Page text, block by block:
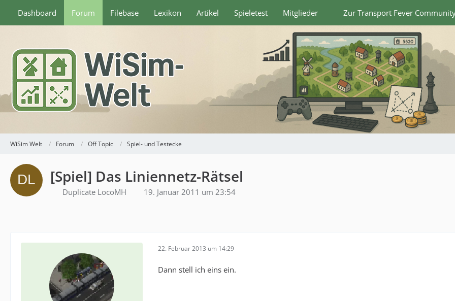
Dashboard Forum Filebase Lexikon Artikel Spieletest Mitglieder Zur Transport Fever
WiSim Welt Forum Off Topic Spiel- und Testecke
[Spiel] Das Liniennetz-Rätsel
Duplicate LocoMH 19. Januar 2011 um 23:54
22. Februar 2013 um 14:29
Dann stell ich eins ein.